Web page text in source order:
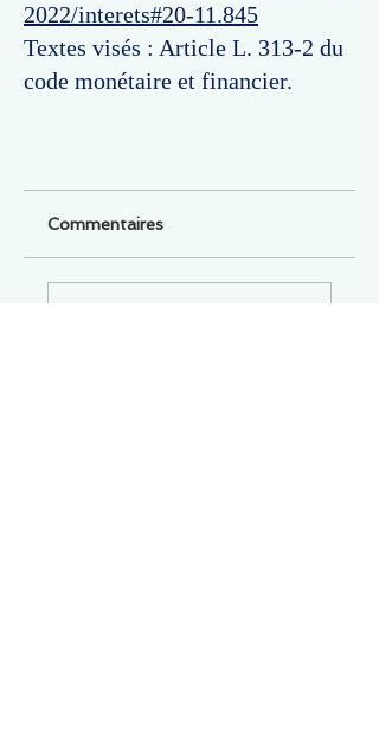
2022/interets#20-11.845
Textes visés : Article L. 313-2 du
code monétaire et financier.
Commentaires